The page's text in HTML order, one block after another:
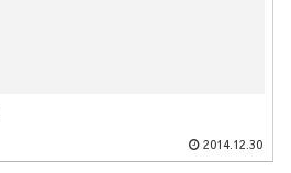
2014.12.30